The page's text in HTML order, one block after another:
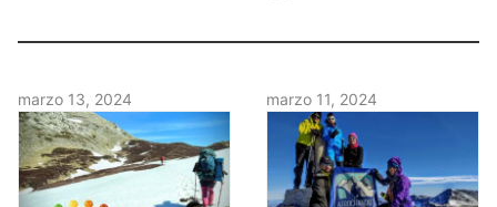
marzo 13, 2024 marzo 11, 2024